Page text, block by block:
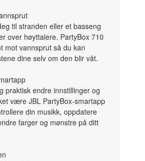
til stranden eller et basseng
over høyttalere. PartyBox 710
mot vannsprut så du kan
dine selv om den blir våt.
praktisk endre innstillinger og
være JBL PartyBox-smartapp
din musikk, oppdatere
farger og mønstre på ditt